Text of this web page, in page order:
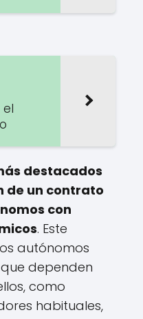
destacados
de un contrato
con
. Este
autónomos
dependen
como
habituales,